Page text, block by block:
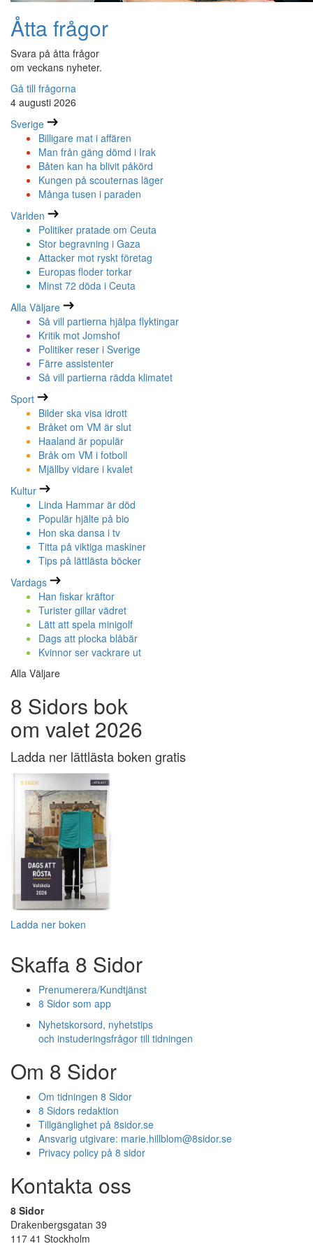
Åtta frågor
Svara på åtta frågor
om veckans nyheter.
Gå till frågorna
4 augusti 2026
Sverige
Billigare mat i affären
Man från gäng dömd i Irak
Båten kan ha blivit påkörd
Kungen på scouternas läger
Många tusen i paraden
Världen
Politiker pratade om Ceuta
Stor begravning i Gaza
Attacker mot ryskt företag
Europas floder torkar
Minst 72 döda i Ceuta
Alla Väljare
Så vill partierna hjälpa flyktingar
Kritik mot Jomshof
Politiker reser i Sverige
Färre assistenter
Så vill partierna rädda klimatet
Sport
Bilder ska visa idrott
Bråket om VM är slut
Haaland är populär
Bråk om VM i fotboll
Mjällby vidare i kvalet
Kultur
Linda Hammar är död
Populär hjälte på bio
Hon ska dansa i tv
Titta på viktiga maskiner
Tips på lättlästa böcker
Vardags
Han fiskar kräftor
Turister gillar vädret
Lätt att spela minigolf
Dags att plocka blåbär
Kvinnor ser vackrare ut
Alla Väljare
8 Sidors bok
om valet 2026
Ladda ner lättlästa boken gratis
Ladda ner boken
Skaffa 8 Sidor
Prenumerera/Kundtjänst
8 Sidor som app
Nyhetskorsord, nyhetstips
och instuderingsfrågor till tidningen
Om 8 Sidor
Om tidningen 8 Sidor
8 Sidors redaktion
Tillgänglighet på 8sidor.se
Ansvarig utgivare: marie.hillblom@8sidor.se
Privacy policy på 8 sidor
Kontakta oss
8 Sidor
Drakenbergsgatan 39
117 41 Stockholm